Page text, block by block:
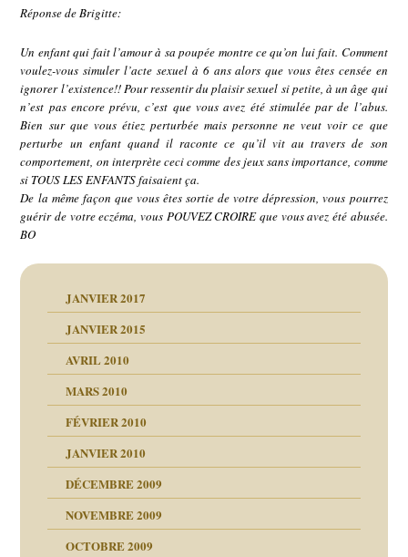
Réponse de Brigitte:
Un enfant qui fait l’amour à sa poupée montre ce qu’on lui fait. Comment
voulez-vous simuler l’acte sexuel à 6 ans alors que vous êtes censée en
ignorer l’existence!! Pour ressentir du plaisir sexuel si petite, à un âge qui
n’est pas encore prévu, c’est que vous avez été stimulée par de l’abus.
Bien sur que vous étiez perturbée mais personne ne veut voir ce que
perturbe un enfant quand il raconte ce qu’il vit au travers de son
comportement, on interprète ceci comme des jeux sans importance, comme
si TOUS LES ENFANTS faisaient ça.
De la même façon que vous êtes sortie de votre dépression, vous pourrez
guérir de votre eczéma, vous POUVEZ CROIRE que vous avez été abusée.
BO
JANVIER 2017
JANVIER 2015
AVRIL 2010
MARS 2010
FÉVRIER 2010
JANVIER 2010
DÉCEMBRE 2009
NOVEMBRE 2009
OCTOBRE 2009